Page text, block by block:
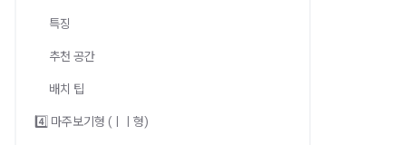
특징
추천 공간
배치 팁
4️⃣ 마주보기형 (ㅣㅣ형)